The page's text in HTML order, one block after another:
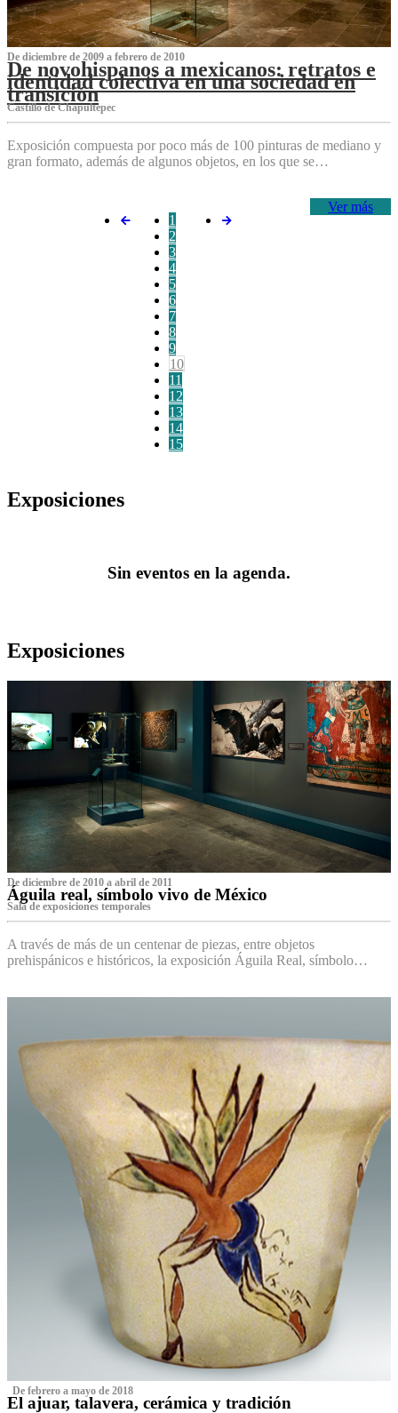
De diciembre de 2009 a febrero de 2010
De novohispanos a mexicanos: retratos e
identidad colectiva en una sociedad en
transición
Castillo de Chapultepec
Exposición compuesta por poco más de 100 pinturas de mediano y
gran formato, además de algunos objetos, en los que se…
Ver más
1
2
3
4
5
6
7
8
9
10
11
12
13
14
15
Exposiciones
Sin eventos en la agenda.
Exposiciones
De diciembre de 2010 a abril de 2011
Águila real, símbolo vivo de México
Sala de exposiciones temporales
A través de más de un centenar de piezas, entre objetos
prehispánicos e históricos, la exposición Águila Real, símbolo…
‌ De febrero a mayo de 2018
El ajuar, talavera, cerámica y tradición